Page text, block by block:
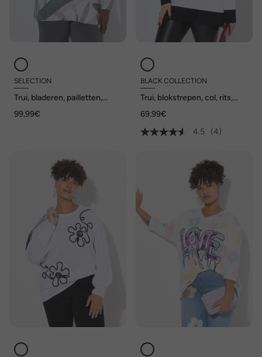
SELECTION
Trui, bladeren, pailletten,
mouwen
99,99€
BLACK COLLECTION
Trui, blokstrepen, col, rits,
69,99€
4.5
(4)